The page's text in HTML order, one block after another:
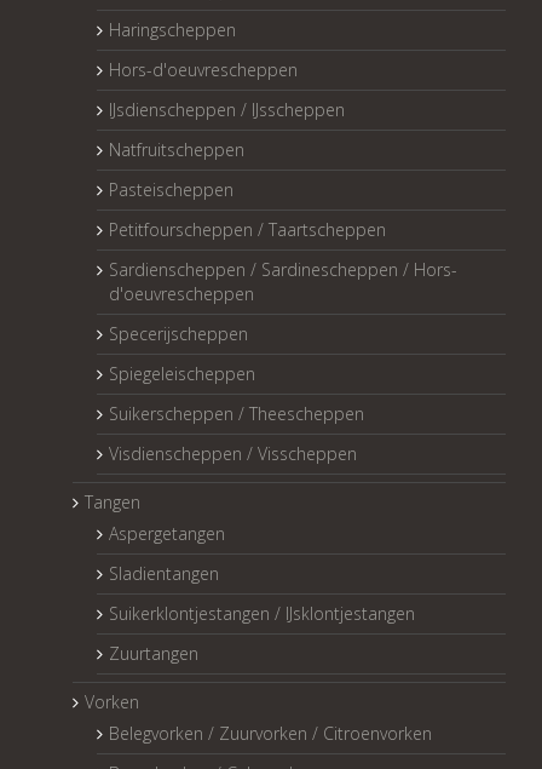
Haringscheppen
Hors-d'oeuvrescheppen
IJsdienscheppen / IJsscheppen
Natfruitscheppen
Pasteischeppen
Petitfourscheppen / Taartscheppen
Sardienscheppen / Sardinescheppen / Hors-
d'oeuvrescheppen
Specerijscheppen
Spiegeleischeppen
Suikerscheppen / Theescheppen
Visdienscheppen / Visscheppen
Tangen
Aspergetangen
Sladientangen
Suikerklontjestangen / IJsklontjestangen
Zuurtangen
Vorken
Belegvorken / Zuurvorken / Citroenvorken